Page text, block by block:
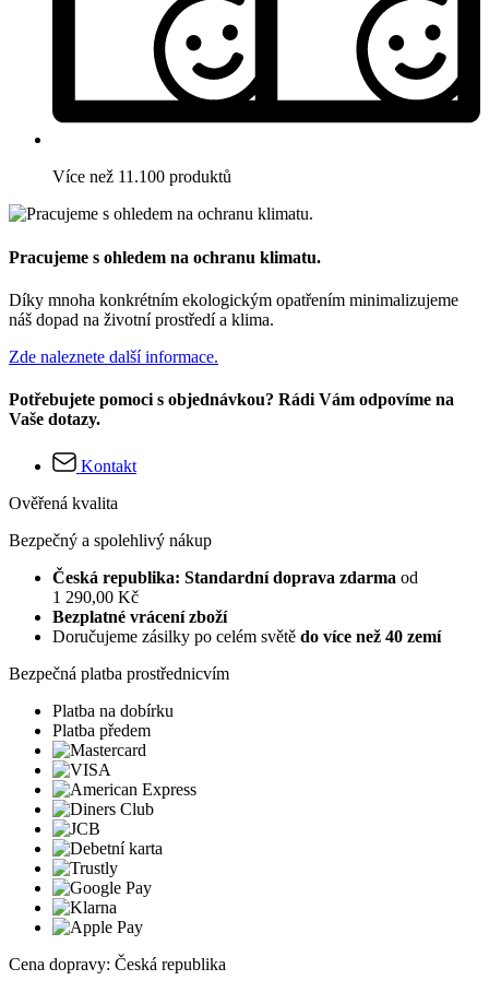
Více než 11.100 produktů
Pracujeme s ohledem na ochranu klimatu.
Díky mnoha konkrétním ekologickým opatřením minimalizujeme
náš dopad na životní prostředí a klima.
Zde naleznete další informace.
Potřebujete pomoci s objednávkou? Rádi Vám odpovíme na
Vaše dotazy.
Kontakt
Ověřená kvalita
Bezpečný a spolehlivý nákup
Česká republika: Standardní doprava zdarma od
1 290,00 Kč
Bezplatné vrácení zboží
Doručujeme zásilky po celém světě do více než 40 zemí
Bezpečná platba prostřednicvím
Platba na dobírku
Platba předem
Cena dopravy: Česká republika